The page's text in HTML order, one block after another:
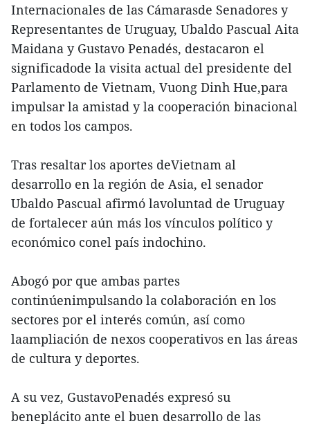
Internacionales de las Cámarasde Senadores y
Representantes de Uruguay, Ubaldo Pascual Aita
Maidana y Gustavo Penadés, destacaron el
significadode la visita actual del presidente del
Parlamento de Vietnam, Vuong Dinh Hue,para
impulsar la amistad y la cooperación binacional
en todos los campos.
Tras resaltar los aportes deVietnam al
desarrollo en la región de Asia, el senador
Ubaldo Pascual afirmó lavoluntad de Uruguay
de fortalecer aún más los vínculos político y
económico conel país indochino.
Abogó por que ambas partes
continúenimpulsando la colaboración en los
sectores por el interés común, así como
laampliación de nexos cooperativos en las áreas
de cultura y deportes.
A su vez, GustavoPenadés expresó su
beneplácito ante el buen desarrollo de las